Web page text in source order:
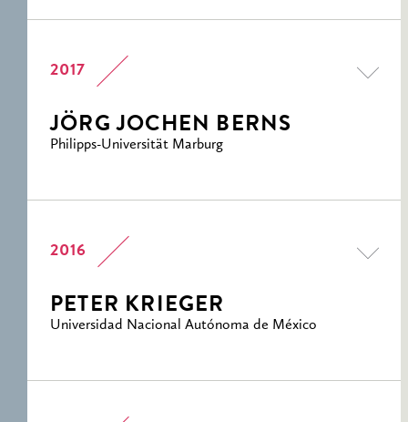
2017
JÖRG JOCHEN BERNS
Philipps-Universität Marburg
2016
PETER KRIEGER
Universidad Nacional Autónoma de México